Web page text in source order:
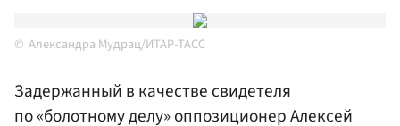
Александра Мудрац/ИТАР-ТАСС
Задержанный в качестве свидетеля
по «болотному делу» оппозиционер Алексей